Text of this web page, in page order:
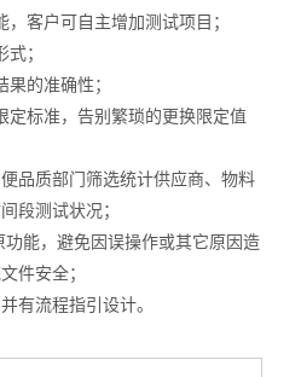
客户可自主增加测试项目；
；
的准确性；
定标准，告别繁琐的更换限定值
品质部门筛选统计供应商、物料
段测试状况；
功能，避免因误操作或其它原因造
件安全；
有流程指引设计。